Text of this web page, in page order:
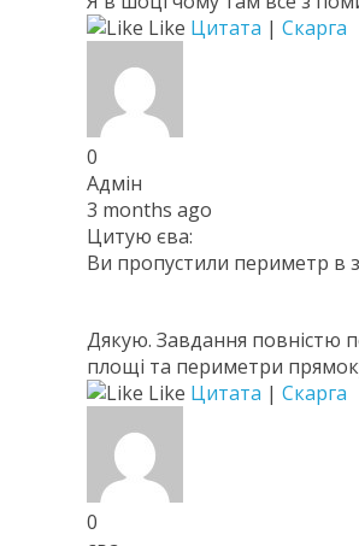
Like Цитата | Скарга
0
Адмін
3 months ago
Цитую єва:
Ви пропустили периметр в
Дякую. Завдання повністю
площі та периметри
Like Цитата | Скарга
0